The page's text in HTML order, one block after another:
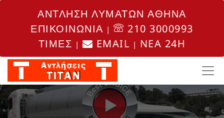
ΑΝΤΛΗΣΗ ΛΥΜΑΤΩΝ ΑΘΗΝΑ
ΕΠΙΚΟΙΝΩΝΙΑ |
210 3000993
ΤΙΜΕΣ | EMAIL | NEA 24H